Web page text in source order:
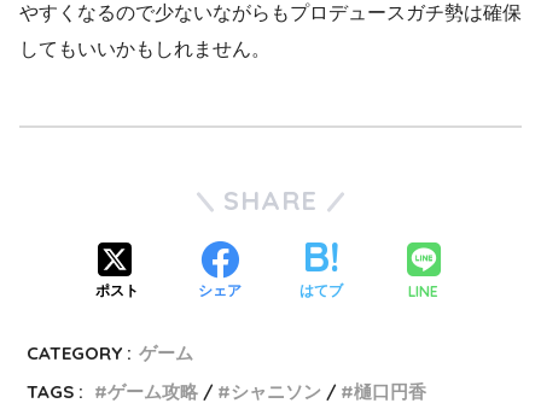
やすくなるので少ないながらもプロデュースガチ勢は確保
してもいいかもしれません。
SHARE
ポスト シェア はてブ LINE
CATEGORY : ゲーム
TAGS :
ゲーム攻略 シャニソン 樋口円香